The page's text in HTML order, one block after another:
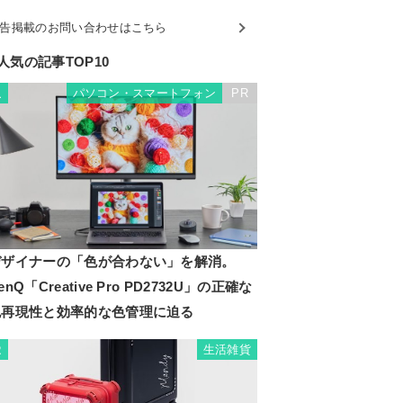
掲載のお問い合わせはこちら
気の記事TOP10
パソコン・スマートフォン PR
イナーの「色が合わない」を解消。
「Creative Pro PD2732U」の正確な
現性と効率的な色管理に迫る
生活雑貨